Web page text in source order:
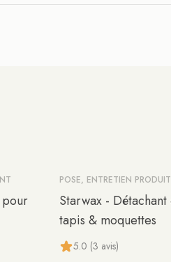
pour
POSE, ENTRETIEN
Starwax -
tapis & moquettes
5.0 (3 avis)